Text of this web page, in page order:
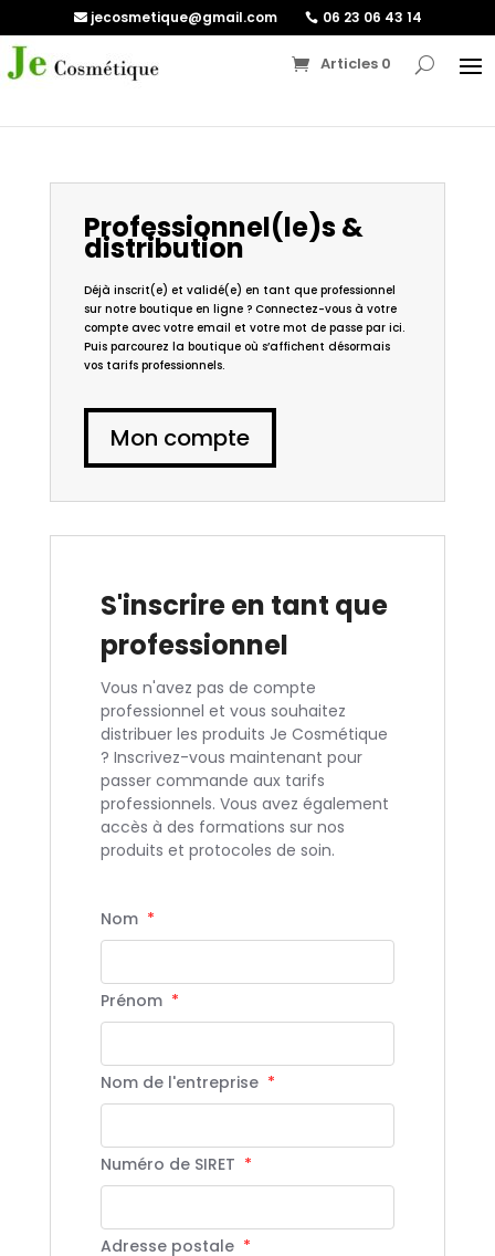
jecosmetique@gmail.com 06 23 06 43 14
Articles 0
Professionnel(le)s &
distribution
Déjà inscrit(e) et validé(e) en tant que professionnel
sur notre boutique en ligne ? Connectez-vous à votre
compte avec votre email et votre mot de passe par ici.
Puis parcourez la boutique où s’affichent désormais
vos tarifs professionnels.
Mon compte
S'inscrire en tant que
professionnel
Vous n'avez pas de compte
professionnel et vous souhaitez
distribuer les produits Je Cosmétique
? Inscrivez-vous maintenant pour
passer commande aux tarifs
professionnels. Vous avez également
accès à des formations sur nos
produits et protocoles de soin.
Nom *
Prénom *
Nom de l'entreprise *
Numéro de SIRET *
Adresse postale *